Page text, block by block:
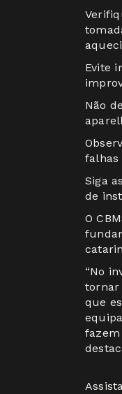
Evite
Não
falhas
Siga
de
O
“No
tornar
que
fazem